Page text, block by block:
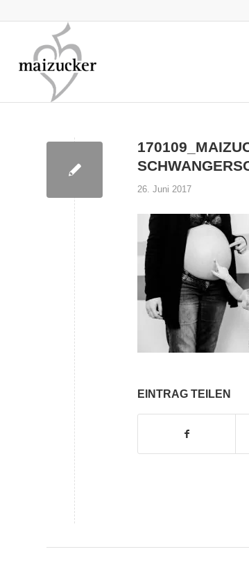
26. Juni 2017
EINTRAG TEILEN